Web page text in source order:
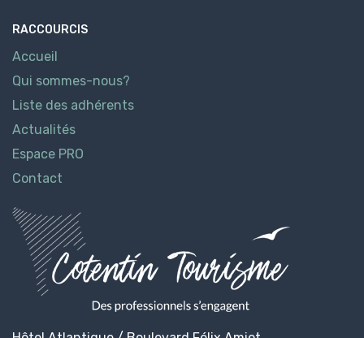
RACCOURCIS
Accueil
Qui sommes-nous?
Liste des adhérents
Actualités
Espace PRO
Contact